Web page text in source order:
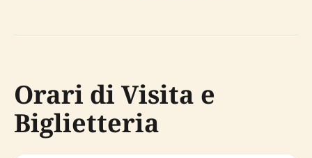
Orari di Visita e
Biglietteria